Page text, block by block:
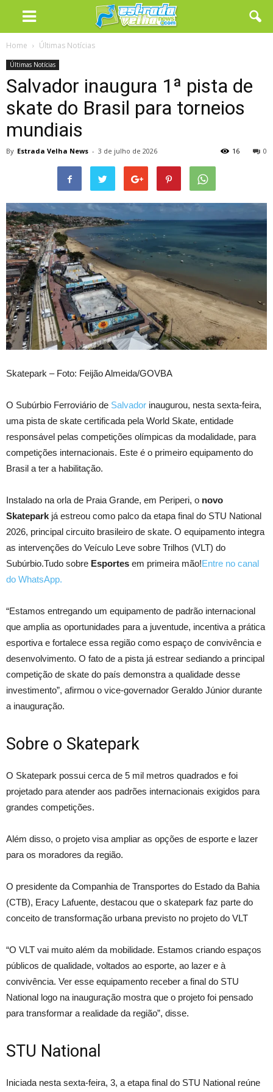
Home Últimas Notícias
Últimas Notícias
Salvador inaugura 1ª pista de
skate do Brasil para torneios
mundiais
By Estrada Velha News - 3 de julho de 2026 0
16
Skatepark – Foto: Feijão Almeida/GOVBA
O Subúrbio Ferroviário de Salvador inaugurou, nesta sexta-feira,
uma pista de skate certificada pela World Skate, entidade
responsável pelas competições olímpicas da modalidade, para
competições internacionais. Este é o primeiro equipamento do
Brasil a ter a habilitação.
Instalado na orla de Praia Grande, em Periperi, o novo
Skatepark já estreou como palco da etapa final do STU National
2026, principal circuito brasileiro de skate. O equipamento integra
as intervenções do Veículo Leve sobre Trilhos (VLT) do
Subúrbio.Tudo sobre Esportes em primeira mão!Entre no canal
do WhatsApp.
“Estamos entregando um equipamento de padrão internacional
que amplia as oportunidades para a juventude, incentiva a prática
esportiva e fortalece essa região como espaço de convivência e
desenvolvimento. O fato de a pista já estrear sediando a principal
competição de skate do país demonstra a qualidade desse
investimento”, afirmou o vice-governador Geraldo Júnior durante
a inauguração.
Sobre o Skatepark
O Skatepark possui cerca de 5 mil metros quadrados e foi
projetado para atender aos padrões internacionais exigidos para
grandes competições.
Além disso, o projeto visa ampliar as opções de esporte e lazer
para os moradores da região.
O presidente da Companhia de Transportes do Estado da Bahia
(CTB), Eracy Lafuente, destacou que o skatepark faz parte do
conceito de transformação urbana previsto no projeto do VLT
“O VLT vai muito além da mobilidade. Estamos criando espaços
públicos de qualidade, voltados ao esporte, ao lazer e à
convivência. Ver esse equipamento receber a final do STU
National logo na inauguração mostra que o projeto foi pensado
para transformar a realidade da região”, disse.
STU National
Iniciada nesta sexta-feira, 3, a etapa final do STU National reúne